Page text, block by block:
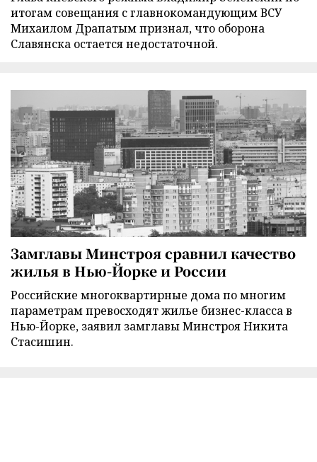
итогам совещания с главнокомандующим ВСУ
Михаилом Драпатым признал, что оборона
Славянска остается недостаточной.
Замглавы Минстроя сравнил качество
жилья в Нью-Йорке и России
Российские многоквартирные дома по многим
параметрам превосходят жилье бизнес-класса в
Нью-Йорке, заявил замглавы Минстроя Никита
Стасишин.